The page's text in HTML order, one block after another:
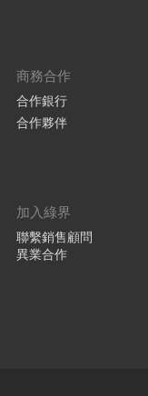
商務合作
合作銀行
合作夥伴
加入綠界
聯繫銷售顧問
異業合作